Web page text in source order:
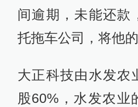
间逾期，未能还款
托拖车公司，将他的
大正科技由水发农
股60%，水发农业